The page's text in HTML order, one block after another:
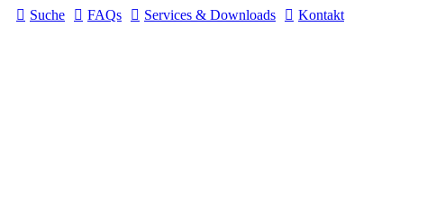
Suche FAQs Services & Downloads Kontakt